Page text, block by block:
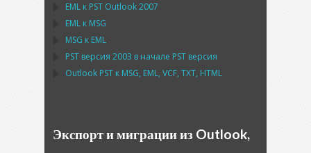
EML к PST Outlook2007
EML к MSG
MSG к EML
PST версия 2003 в начале PST версия
Outlook PST к MSG, EML, VCF, TXT, HTML
Экспорт и миграции из Outlook,